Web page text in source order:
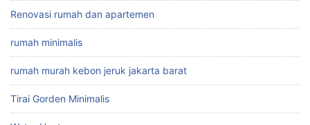
Renovasi rumah dan apartemen
rumah minimalis
rumah murah kebon jeruk jakarta barat
Tirai Gorden Minimalis